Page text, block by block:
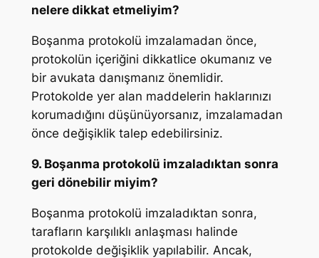
nelere dikkat etmeliyim?
Boşanma protokolü imzalamadan önce,
protokolün içeriğini dikkatlice okumanız ve
bir avukata danışmanız önemlidir.
Protokolde yer alan maddelerin haklarınızı
korumadığını düşünüyorsanız, imzalamadan
önce değişiklik talep edebilirsiniz.
9. Boşanma protokolü imzaladıktan sonra
geri dönebilir miyim?
Boşanma protokolü imzaladıktan sonra,
tarafların karşılıklı anlaşması halinde
protokolde değişiklik yapılabilir. Ancak,